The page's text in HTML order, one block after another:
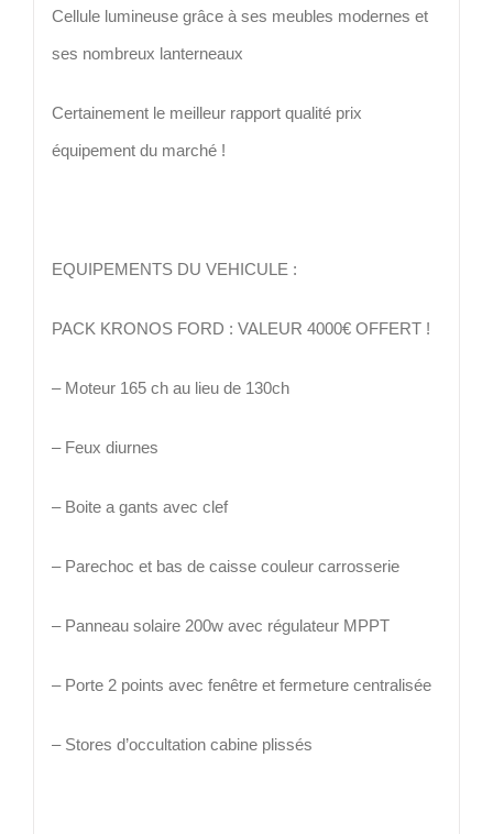
Cellule lumineuse grâce à ses meubles modernes et
ses nombreux lanterneaux
Certainement le meilleur rapport qualité prix
équipement du marché !
EQUIPEMENTS DU VEHICULE :
PACK KRONOS FORD : VALEUR 4000€ OFFERT !
– Moteur 165 ch au lieu de 130ch
– Feux diurnes
– Boite a gants avec clef
– Parechoc et bas de caisse couleur carrosserie
– Panneau solaire 200w avec régulateur MPPT
– Porte 2 points avec fenêtre et fermeture centralisée
– Stores d’occultation cabine plissés